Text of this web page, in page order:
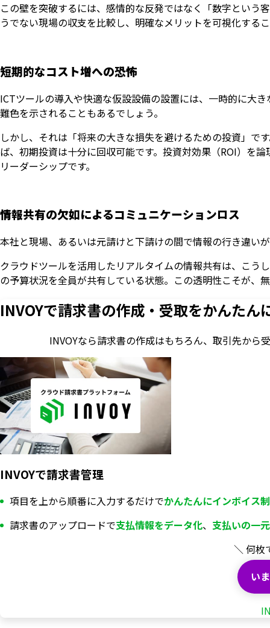
この壁を突破するには、感情的な反発ではなく「数字という
うでない現場の収支を比較し、明確なメリットを可視化する
短期的なコスト増への恐怖
ICTツールの導入や快適な仮設設備の設置には、一時的に大
難色を示されることもあるでしょう。
しかし、それは「将来の大きな損失を避けるための投資」で
ば、初期投資は十分に回収可能です。投資対効果（ROI）を
リーダーシップです。
情報共有の欠如によるコミュニケーションロス
本社と現場、あるいは元請けと下請けの間で情報の行き違い
クラウドツールを活用したリアルタイムの情報共有は、こう
の予算状況を全員が共有している状態。この透明性こそが、
INVOYで請求書の作成・ 受取をかんたん
INVOYなら請求書の作成はもちろん、 取引先から
INVOYで請求書管理
項目を上から順番に入力するだけでかんたんにインボイス
請求書のアップロードで支払情報をデータ化、 支払いの一
＼ 何枚
い